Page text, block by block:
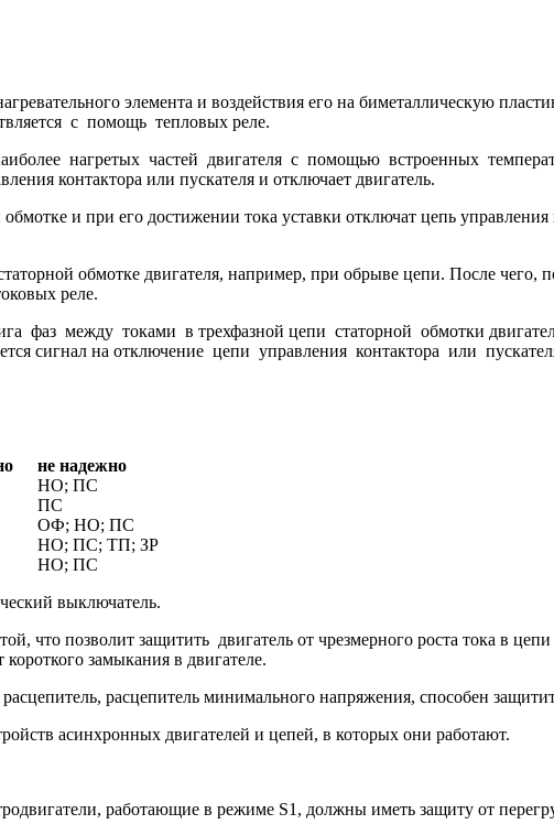
элемента и воздействия его на биметаллическую
с помощь тепловых реле.
нагретых частей двигателя с помощью встроенных
контактора или пускателя и отключает двигатель.
обмотке и при его достижении тока уставки отключат цепь
обмотке двигателя, например, при обрыве цепи. После чего,
реле.
фаз между токами в трехфазной цепи статорной обмотки
сигнал на отключение цепи управления контактора или
не надежно
НО; ПС
ПС
ОФ; НО; ПС
НО; ПС; ТП; ЗР
НО; ПС
выключатель.
что позволит защитить двигатель от чрезмерного роста тока в
замыкания в двигателе.
расцепитель минимального напряжения, способен
асинхронных двигателей и цепей, в которых они работают.
работающие в режиме S1, должны иметь защиту от